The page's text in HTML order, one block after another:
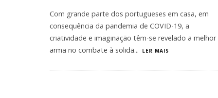
Com grande parte dos portugueses em casa, em
consequência da pandemia de COVID-19, a
criatividade e imaginação têm-se revelado a melhor
arma no combate à solidã... LER MAIS